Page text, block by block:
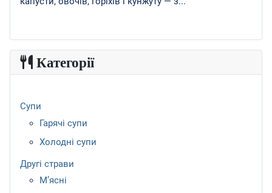
Категорії
Супи
Гарячі супи
Холодні супи
Другі страви
М’ясні